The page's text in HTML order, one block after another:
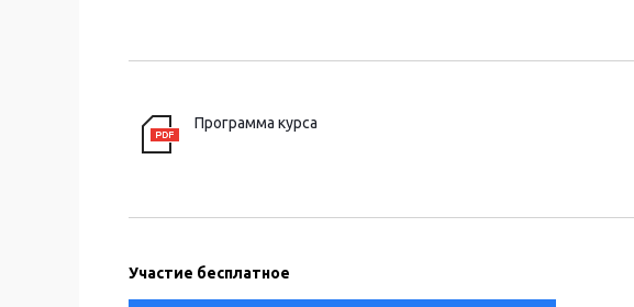
Программа курса
Участие бесплатное